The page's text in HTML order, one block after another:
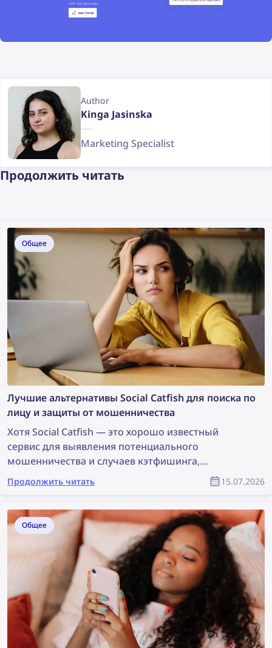
Author
Kinga Jasinska
Marketing Specialist
Продолжить читать
Общее
Лучшие альтернативы Social Catfish для поиска по
лицу и защиты от мошенничества
Хотя Social Catfish — это хорошо известный
сервис для выявления потенциального
мошенничества и случаев кэтфишинга,
существует множество альтернатив, которые
могут оказаться ещё эффективнее. Ознакомьтесь
поиска по лицу и защиты от мошенничества.
Продолжить читать 15.07.2026
Общее